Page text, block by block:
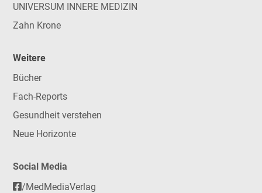
UNIVERSUM INNERE MEDIZIN
Zahn Krone
Weitere
Bücher
Fach-Reports
Gesundheit verstehen
Neue Horizonte
Social Media
/MedMediaVerlag